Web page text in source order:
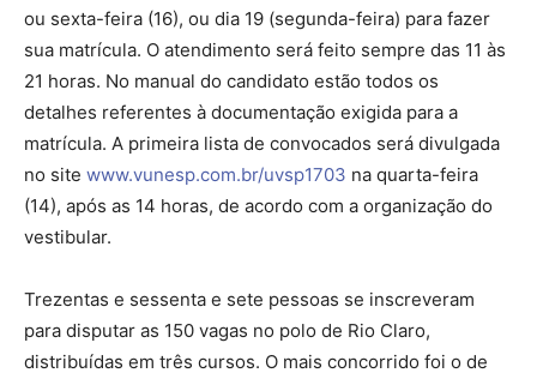
ou sexta-feira (16), ou dia 19 (segunda-feira) para fazer
sua matrícula. O atendimento será feito sempre das 11 às
21 horas. No manual do candidato estão todos os
detalhes referentes à documentação exigida para a
matrícula. A primeira lista de convocados será divulgada
no site www.vunesp.com.br/uvsp1703 na quarta-feira
(14), após as 14 horas, de acordo com a organização do
vestibular.
Trezentas e sessenta e sete pessoas se inscreveram
para disputar as 150 vagas no polo de Rio Claro,
distribuídas em três cursos. O mais concorrido foi o de